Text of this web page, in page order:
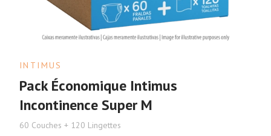
INTIMUS
Pack Économique Intimus
Incontinence Super M
60 Couches + 120 Lingettes